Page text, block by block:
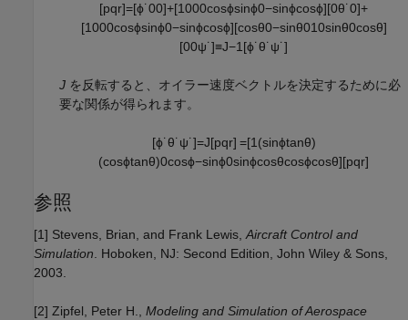
[pqr]=[ϕ˙00]+[1000cosϕsinϕ0−sinϕcosϕ][0θ˙0]+
[1000cosϕsinϕ0−sinϕcosϕ][cosθ0−sinθ010sinθ0cosθ]
[00ψ˙]≡J−1 [ϕ˙θ˙ψ˙]
J を反転すると、オイラー速度ベクトルを決定するために必
要な関係が得られます。
[ϕ˙θ˙ψ˙]=J[pqr] =[1 (sinϕtanθ)
(cosϕtanθ)0cosϕ−sinϕ0sinϕcosθcosϕcosθ][pqr]
参照
[1] Stevens, Brian, and Frank Lewis, Aircraft Control and
Simulation . Hoboken, NJ: Second Edition, John Wiley & Sons,
2003.
[2] Zipfel, Peter H., Modeling and Simulation of Aerospace